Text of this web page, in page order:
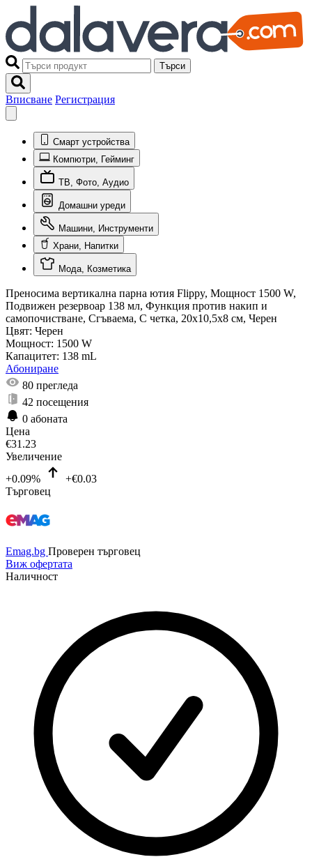
Търси
Вписване Регистрация
Смарт устройства
Компютри, Гейминг
ТВ, Фото, Аудио
Домашни уреди
Машини, Инструменти
Храни, Напитки
Мода, Козметика
Преносима вертикална парна ютия Flippy, Мощност 1500 W,
Подвижен резервоар 138 мл, Функция против накип и
самопочистване, Сгъваема, С четка, 20x10,5x8 см, Черен
Цвят: Черен
Мощност: 1500 W
Капацитет: 138 mL
Абониране
80 прегледа
42 посещения
0 абоната
Цена
€31.23
Увеличение
+0.09%
+€0.03
Търговец
Emag.bg Проверен търговец
Виж офертата
Наличност